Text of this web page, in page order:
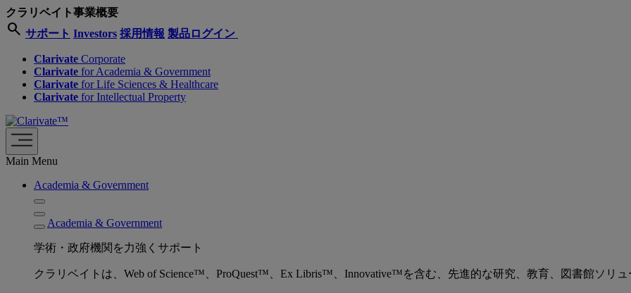
クラリベイト事業概要
search サポート Investors 採用情報 製品ログイン
Clarivate Corporate
Clarivate for Academia & Government
Clarivate for Life Sciences & Healthcare
Clarivate for Intellectual Property
Main Menu
Academia & Government
Academia & Government
学術・政府機関を力強くサポート
クラリベイトは、Web of Science™、ProQuest™、Ex Libris™、Innovative™を含む、先進的な研究、教育、図書館ソリュ